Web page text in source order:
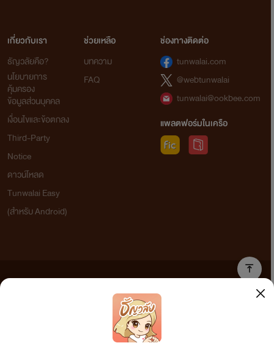
เกี่ยวกับเรา
ธัญวลัยคือ?
นโยบายการ
คุ้มครอง
ข้อมูลส่วนบุคคล
เงื่อนไขและข้อตกลง
Third-Party
Notice
ดาวน์โหลด
Tunwalai Easy
(สำหรับ Android)
ช่วยเหลือ
บทความ
FAQ
ช่องทางติดต่อ
tunwalai.com
@webtunwalai
tunwalai@ookbee.com
แพลตฟอร์มในเครือ
เว็บไซต์แห่งนี้ไม่ได้เห็นด้วยและไม่ขอรับผิดชอบต่อข้อความใดๆ ทั้งสิ้น ดังนั้นผู้อ่านทุกท่านโปรดใช้
วิจารณญาณในการกลั่นกรองด้วยตนเอง และหากท่านพบข้อความใดๆ ที่ขัดต่อกฎหมายและศีลธรรม
กรุณาแจ้งมาที่ tunwalai@ookbee.com เพื่อทีมงานจะได้ดำเนินการในทันที ทั้งนี้ ทางเว็บไซต์ขอสงวน
ลิขสิทธิ์ตามพระราชบัญญัติลิขสิทธิ์ (ฉบับเพิ่มเติม) พ.ศ.2558